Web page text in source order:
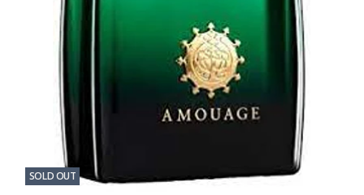
SOLD OUT